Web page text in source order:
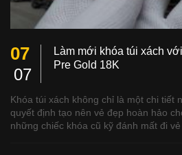
07
07
Làm mới khóa túi xách
Pre Gold 18K
Khóa túi xách không chỉ là một chi tiết
quyết định tạo nên vẻ đẹp hoàn hảo
những chiếc khóa cũ kỹ đánh mất đi